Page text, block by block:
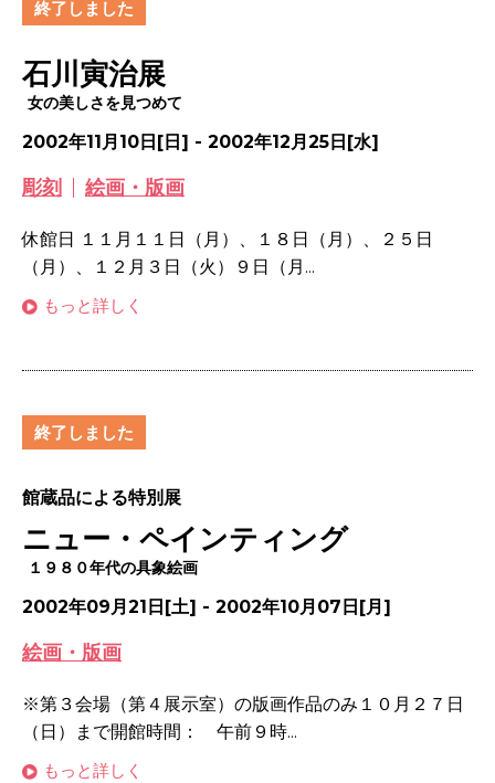
終了しました
石川寅治展
女の美しさを見つめて
2002年11月10日[日] - 2002年12月25日[水]
彫刻 絵画・版画
休館日 １１月１１日（月）、１８日（月）、２５日
（月）、１２月３日（火）９日（月...
もっと詳しく
終了しました
館蔵品による特別展
ニュー・ペインティング
１９８０年代の具象絵画
2002年09月21日[土] - 2002年10月07日[月]
絵画・版画
※第３会場（第４展示室）の版画作品のみ１０月２７日
（日）まで開館時間： 午前９時...
もっと詳しく